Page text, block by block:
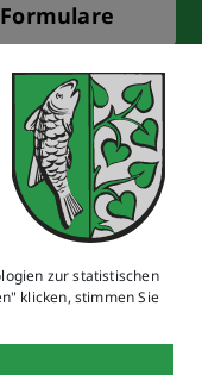
zur statistischen
klicken, stimmen Sie